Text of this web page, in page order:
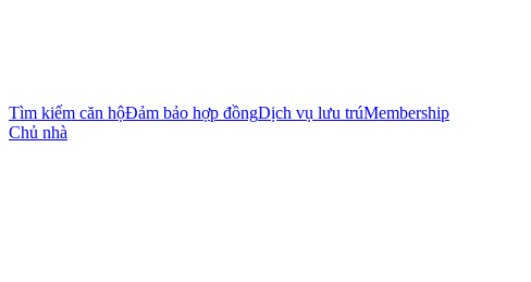
Tìm kiếm căn hộĐảm bảo hợp đồngDịch vụ lưu trúMembership
Chủ nhà